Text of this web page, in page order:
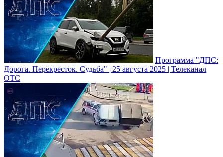
Программа "ДПС:
Дорога. Перекресток. Судьба" | 25 августа 2025 | Телеканал
ОТС